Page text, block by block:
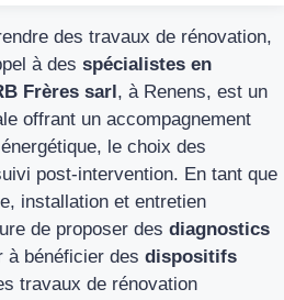
des travaux de rénovation,
à des spécialistes en
Frères sarl, à Renens, est un
offrant un accompagnement
le choix des
post-intervention. En tant que
installation et entretien
de proposer des diagnostics
à bénéficier des dispositifs
travaux de rénovation